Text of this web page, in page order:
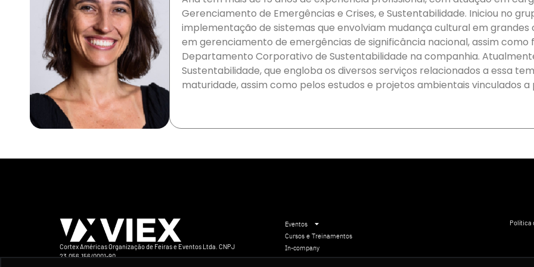
Gerenciamento de Emergências e Crises, e Sustentabilidade. Iniciou no
implementação de sistemas que envolviam mudança cultural em
em gerenciamento de emergências de significância nacional, assim
Departamento Corporativo de Sustentabilidade na companhia.
Sustentabilidade, que engloba os diversos serviços relacionados a essa
maturidade, assim como pelos estudos e projetos ambientais vinculados
Cortex Américas Organização de Feiras e Eventos Ltda. CNPJ
23.056.156/0001-90
Eventos
Cursos e Treinamentos
In-company
Política